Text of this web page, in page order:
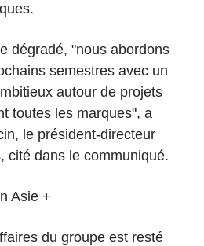
dégradé, "nous abordons
semestres avec un
autour de projets
toutes les marques", a
le président-directeur
cité dans le communiqué.
Asie +
du groupe est resté